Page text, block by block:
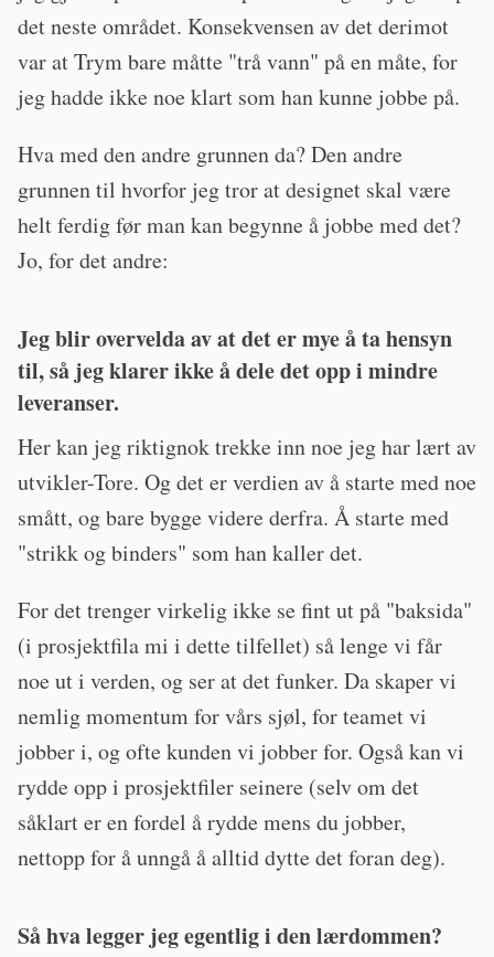
det neste området. Konsekvensen av det derimot
var at Trym bare måtte "trå vann" på en måte, for
jeg hadde ikke noe klart som han kunne jobbe på.
Hva med den andre grunnen da? Den andre
grunnen til hvorfor jeg tror at designet skal være
helt ferdig før man kan begynne å jobbe med det?
Jo, for det andre:
Jeg blir overvelda av at det er mye å ta hensyn
til, så jeg klarer ikke å dele det opp i mindre
leveranser.
Her kan jeg riktignok trekke inn noe jeg har lært av
utvikler-Tore. Og det er verdien av å starte med noe
smått, og bare bygge videre derfra. Å starte med
"strikk og binders" som han kaller det.
For det trenger virkelig ikke se fint ut på "baksida"
(i prosjektfila mi i dette tilfellet) så lenge vi får
noe ut i verden, og ser at det funker. Da skaper vi
nemlig momentum for vårs sjøl, for teamet vi
jobber i, og ofte kunden vi jobber for. Også kan vi
rydde opp i prosjektfiler seinere (selv om det
såklart er en fordel å rydde mens du jobber,
nettopp for å unngå å alltid dytte det foran deg).
Så hva legger jeg egentlig i den lærdommen?